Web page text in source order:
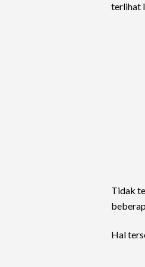
terlihat
Tidak
Hal